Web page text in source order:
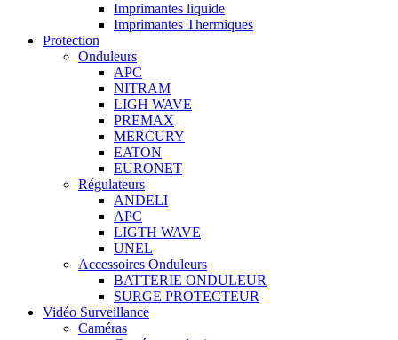
Imprimantes liquide
Imprimantes Thermiques
Protection
Onduleurs
APC
NITRAM
LIGH WAVE
PREMAX
MERCURY
EATON
EURONET
Régulateurs
ANDELI
APC
LIGTH WAVE
UNEL
Accessoires Onduleurs
BATTERIE ONDULEUR
SURGE PROTECTEUR
Vidéo Surveillance
Caméras